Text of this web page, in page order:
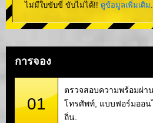
ไม่มีใบขับขี่ ขับไม่ได้!! ดูข้อมูลเพิ่มเติม.
การจอง
01
ตรวจสอบความพร้อมผ่า
โทรศัพท์, แบบฟอร์มออ
ถิ่น.